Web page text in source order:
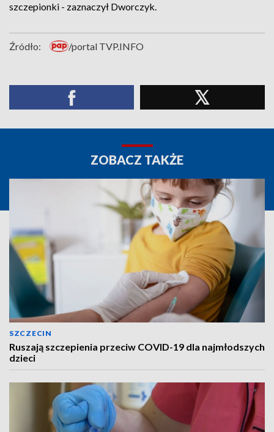
szczepionki - zaznaczył Dworczyk.
Źródło: /portal TVP.INFO
ZOBACZ TAKŻE
SZCZECIN
Ruszają szczepienia przeciw COVID-19 dla najmłodszych
dzieci